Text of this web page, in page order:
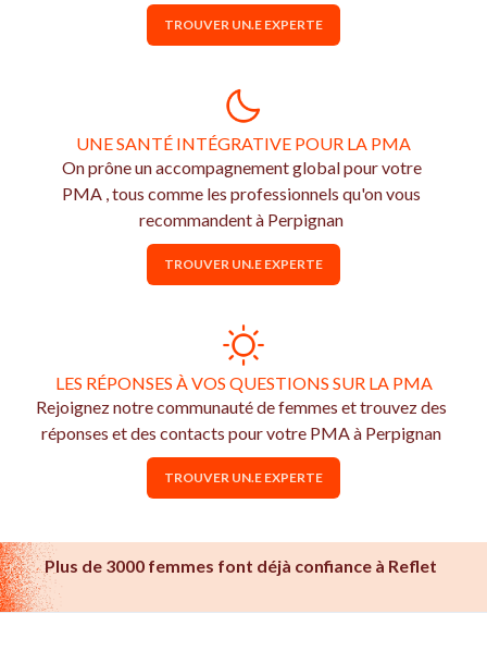
TROUVER UN.E EXPERTE
UNE SANTÉ INTÉGRATIVE POUR LA PMA
On prône un accompagnement global pour votre
PMA , tous comme les professionnels qu'on vous
recommandent à Perpignan
TROUVER UN.E EXPERTE
LES RÉPONSES À VOS QUESTIONS SUR LA PMA
Rejoignez notre communauté de femmes et trouvez des
réponses et des contacts pour votre PMA à Perpignan
TROUVER UN.E EXPERTE
Plus de 3000 femmes font déjà confiance à Reflet